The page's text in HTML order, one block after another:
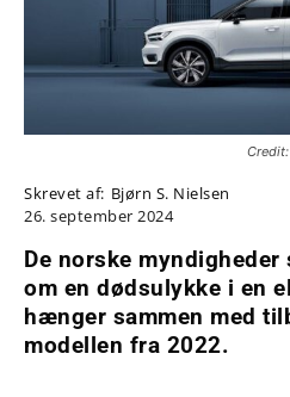
Credit:
Skrevet af: Bjørn S. Nielsen
26. september 2024
De norske
om en dødsulykke i en
hænger sammen med
modellen fra 2022.